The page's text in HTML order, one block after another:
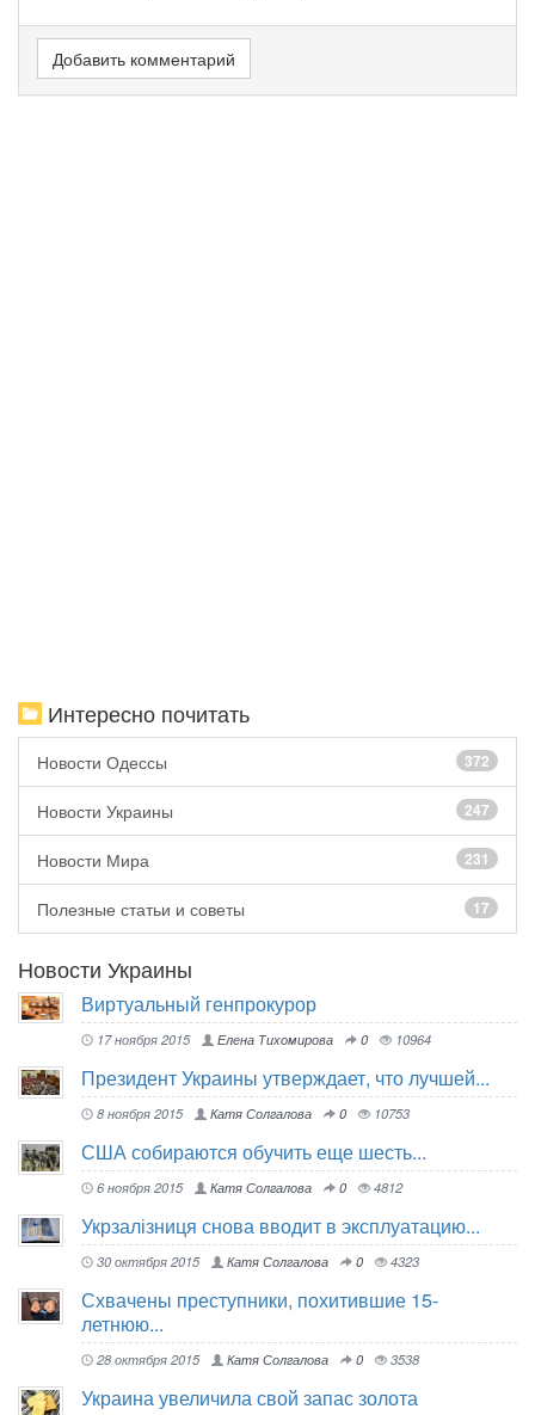
Добавить комментарий
Интересно почитать
Новости Одессы 372
Новости Украины 247
Новости Мира 231
Полезные статьи и советы 17
Новости Украины
Виртуальный генпрокурор
17 ноября 2015 Елена Тихомирова 0 10964
Президент Украины утверждает, что лучшей...
8 ноября 2015 Катя Солгалова 0 10753
США собираются обучить еще шесть...
6 ноября 2015 Катя Солгалова 0 4812
Укрзалізниця снова вводит в эксплуатацию...
30 октября 2015 Катя Солгалова 0 4323
Схвачены преступники, похитившие 15-
летнюю...
28 октября 2015 Катя Солгалова 0 3538
Украина увеличила свой запас золота